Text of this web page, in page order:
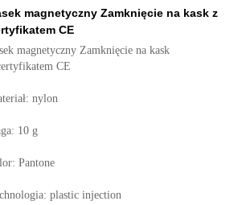
magnetyczny Zamknięcie na kask z
CE
magnetyczny Zamknięcie na kask
CE
nylon
10 g
Pantone
plastic injection